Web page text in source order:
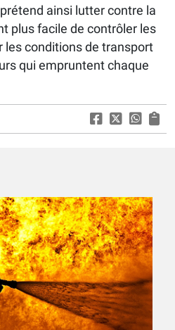
ainsi lutter contre la
plus facile de contrôler les
les conditions de transport
qui empruntent chaque